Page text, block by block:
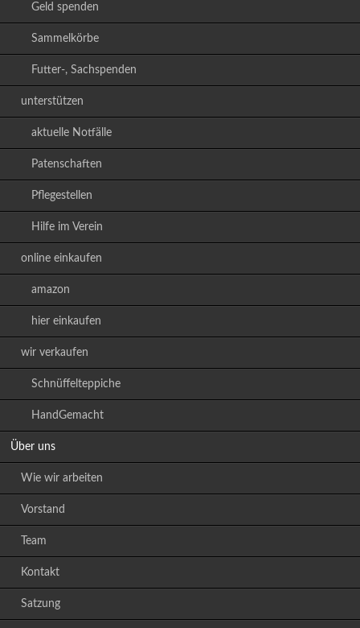
Geld spenden
Sammelkörbe
Futter-, Sachspenden
unterstützen
aktuelle Notfälle
Patenschaften
Pflegestellen
Hilfe im Verein
online einkaufen
amazon
hier einkaufen
wir verkaufen
Schnüffelteppiche
HandGemacht
Über uns
Wie wir arbeiten
Vorstand
Team
Kontakt
Satzung